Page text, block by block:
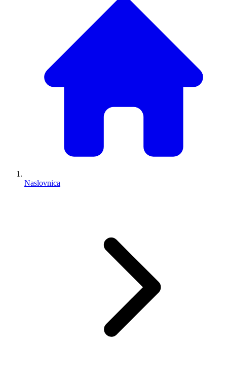
Naslovnica